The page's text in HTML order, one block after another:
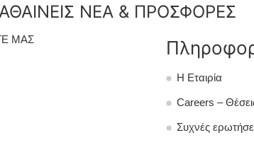
ΝΕΑ & ΠΡΟΣΦΟΡΕΣ
ΜΑΣ
Η Εταιρία
Careers –
Συχνές